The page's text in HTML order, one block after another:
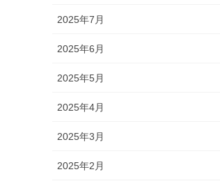
2025年7月
2025年6月
2025年5月
2025年4月
2025年3月
2025年2月